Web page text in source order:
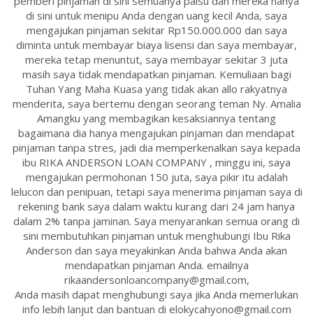
di sini untuk menipu Anda dengan uang kecil Anda, saya
mengajukan pinjaman sekitar Rp150.000.000 dan saya
diminta untuk membayar biaya lisensi dan saya membayar,
mereka tetap menuntut, saya membayar sekitar 3 juta
masih saya tidak mendapatkan pinjaman. Kemuliaan bagi
Tuhan Yang Maha Kuasa yang tidak akan allo rakyatnya
menderita, saya bertemu dengan seorang teman Ny. Amalia
Amangku yang membagikan kesaksiannya tentang
bagaimana dia hanya mengajukan pinjaman dan mendapat
pinjaman tanpa stres, jadi dia memperkenalkan saya kepada
ibu RIKA ANDERSON LOAN COMPANY , minggu ini, saya
mengajukan permohonan 150 juta, saya pikir itu adalah
lelucon dan penipuan, tetapi saya menerima pinjaman saya di
rekening bank saya dalam waktu kurang dari 24 jam hanya
dalam 2% tanpa jaminan. Saya menyarankan semua orang di
sini membutuhkan pinjaman untuk menghubungi Ibu Rika
Anderson dan saya meyakinkan Anda bahwa Anda akan
mendapatkan pinjaman Anda. emailnya
rikaandersonloancompany@gmail.com,
Anda masih dapat menghubungi saya jika Anda memerlukan
info lebih lanjut dan bantuan di elokycahyono@gmail.com